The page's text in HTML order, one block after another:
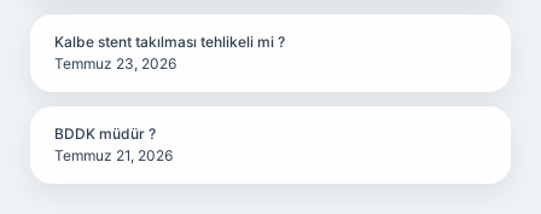
Kalbe stent takılması tehlikeli mi ?
Temmuz 23, 2026
BDDK müdür ?
Temmuz 21, 2026